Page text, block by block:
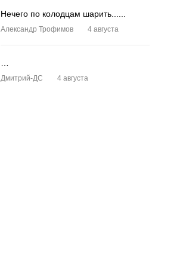
Нечего по колодцам шарить......
Александр Трофимов 4 августа
Дмитрий-ДС 4 августа